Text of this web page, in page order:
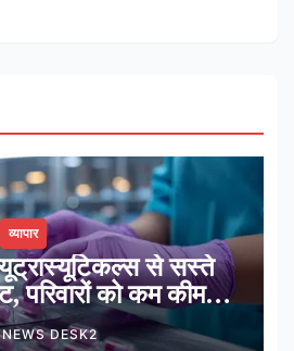
व्यापार
से सस्ते
परिवारों को कम कीमत में
NEWS DESK2